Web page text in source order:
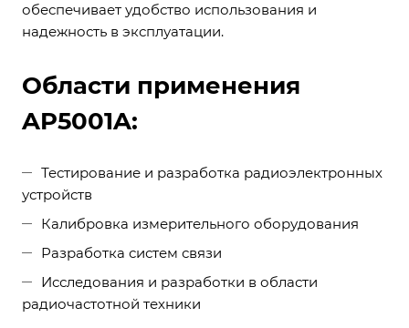
обеспечивает удобство использования и
надежность в эксплуатации.
Области применения
AP5001A:
Тестирование и разработка радиоэлектронных
устройств
Калибровка измерительного оборудования
Разработка систем связи
Исследования и разработки в области
радиочастотной техники